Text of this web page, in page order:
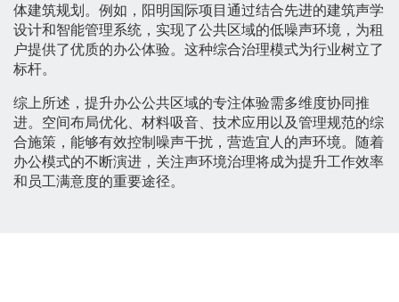
体建筑规划。例如，阳明国际项目通过结合先进的建筑声学
设计和智能管理系统，实现了公共区域的低噪声环境，为租
户提供了优质的办公体验。这种综合治理模式为行业树立了
标杆。
综上所述，提升办公公共区域的专注体验需多维度协同推
进。空间布局优化、材料吸音、技术应用以及管理规范的综
合施策，能够有效控制噪声干扰，营造宜人的声环境。随着
办公模式的不断演进，关注声环境治理将成为提升工作效率
和员工满意度的重要途径。